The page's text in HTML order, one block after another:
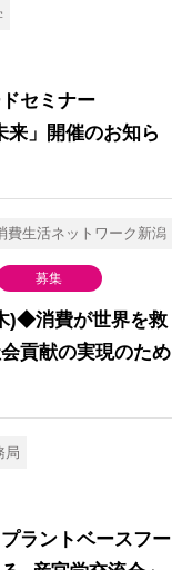
セミナー
来」開催のお知ら
費生活ネットワーク新潟
募集
)◆消費が世界を救
貢献の実現のため
局
ラントベースフー